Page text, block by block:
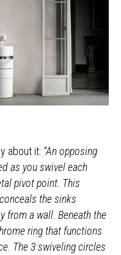
about it: “An opposing
as you swivel each
pivot point. This
the sinks
from a wall. Beneath the
ring that functions
The 3 swiveling circles